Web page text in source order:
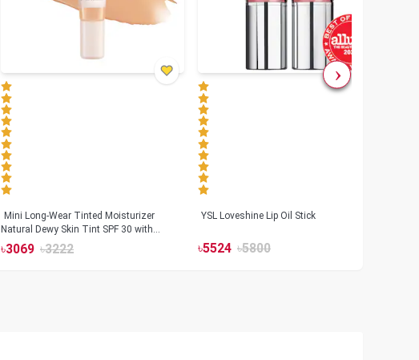
Mini Long-Wear Tinted Moisturizer
Natural Dewy Skin Tint SPF 30 with
Hyaluronic Acid
৳3069 ৳3222
YSL Loveshine Lip Oil Stick
৳5524 ৳5800